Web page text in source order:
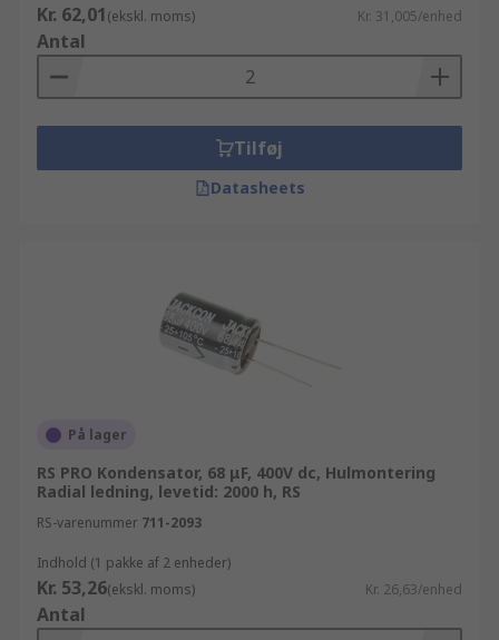
Kr. 62,01(ekskl. moms) Kr. 31,005/enhed
Antal
Tilføj
Datasheets
På lager
RS PRO Kondensator, 68 μF, 400V dc, Hulmontering
Radial ledning, levetid: 2000 h, RS
RS-varenummer 711-2093
Indhold (1 pakke af 2 enheder)
Kr. 53,26(ekskl. moms) Kr. 26,63/enhed
Antal